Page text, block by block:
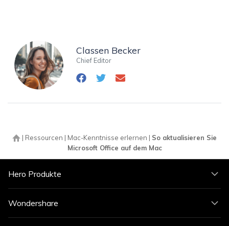
Classen Becker
Chief Editor
| Ressourcen | Mac-Kenntnisse erlernen | So aktualisieren Sie
Microsoft Office auf dem Mac
Hero Produkte
Wondershare